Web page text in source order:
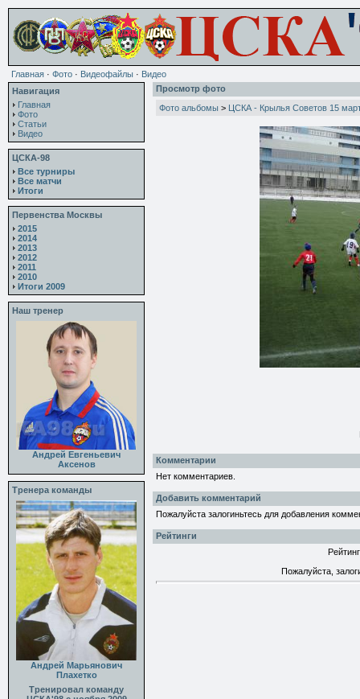
Главная · Фото · Видеофайлы · Видео
Навигация
Главная
Фото
Статьи
Видео
ЦСКА-98
Все турниры
Все матчи
Итоги
Первенства Москвы
2015
2014
2013
2012
2011
2010
Итоги 2009
Наш тренер
Андрей Евгеньевич
Аксенов
Тренера команды
Андрей Марьянович
Плахетко
Тренировал команду
Просмотр фото
Фото альбомы > ЦСКА - Крылья Советов 15
Комментарии
Нет комментариев.
Добавить комментарий
Пожалуйста залогиньтесь для добавления
Рейтинги
Пожалуйста,